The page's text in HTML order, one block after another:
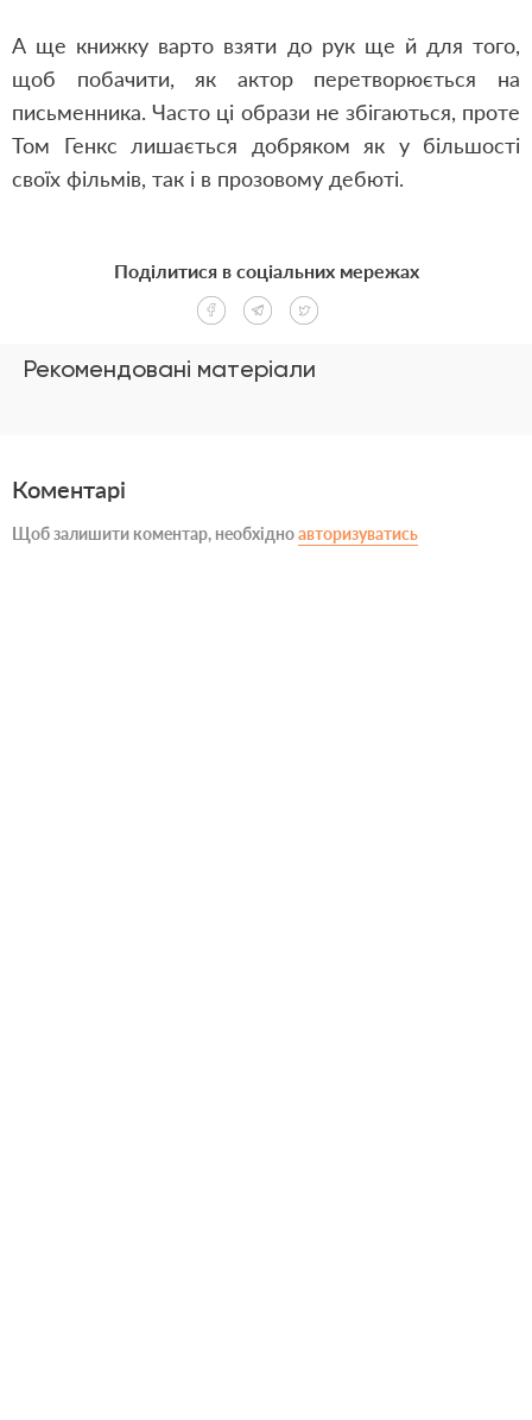
А ще книжку варто взяти до рук ще й для того,
щоб побачити, як актор перетворюється на
письменника. Часто ці образи не збігаються, проте
Том Генкс лишається добряком як у більшості
своїх фільмів, так і в прозовому дебюті.
Рекомендовані матеріали
Поділитися в соціальних мережах
Коментарі
Щоб залишити коментар, необхідноавторизуватись